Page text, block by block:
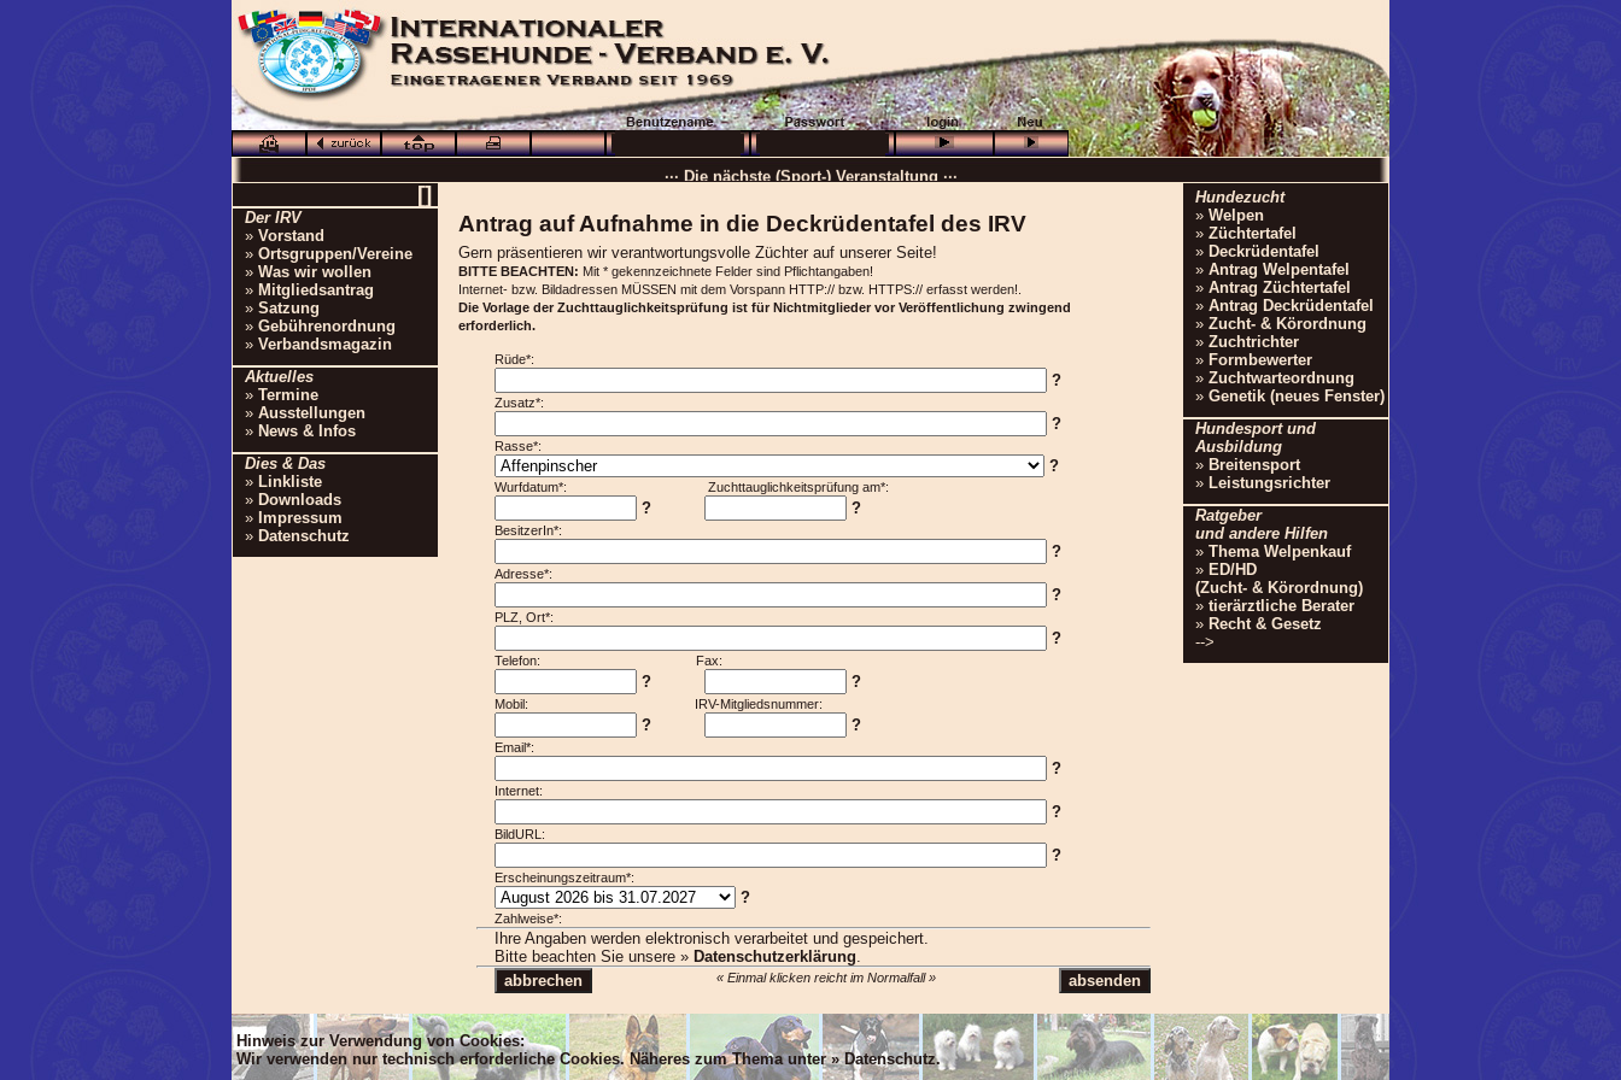
[]
Der IRV
» Vorstand
» Ortsgruppen/Vereine
» Was wir wollen
» Mitgliedsantrag
» Satzung
» Gebührenordnung
» Verbandsmagazin
Aktuelles
» Termine
» Ausstellungen
» News & Infos
Dies & Das
» Linkliste
» Downloads
» Impressum
» Datenschutz
Antrag auf Aufnahme in die Deckrüdentafel des IRV
Gern präsentieren wir verantwortungsvolle Züchter auf unserer Seite!
BITTE BEACHTEN: Mit * gekennzeichnete Felder sind Pflichtangaben!
Internet- bzw. Bildadressen MÜSSEN mit dem Vorspann HTTP:// bzw. HTTPS:// erfasst werden!.
Die Vorlage der Zuchttauglichkeitsprüfung ist für Nichtmitglieder vor Veröffentlichung zwingend
erforderlich.
Rüde*:
?
Zusatz*:
?
Rasse*:
?
Wurfdatum*: Zuchttauglichkeitsprüfung am*:
? ?
BesitzerIn*:
?
Adresse*:
?
PLZ, Ort*:
?
Telefon: Fax:
? ?
Mobil: IRV-Mitgliedsnummer:
? ?
Email*:
?
Internet:
?
BildURL:
?
Erscheinungszeitraum*:
?
Zahlweise*:
Ihre Angaben werden elektronisch verarbeitet und gespeichert.
Bitte beachten Sie unsere » Datenschutzerklärung.
« Einmal klicken reicht im Normalfall »
Hundezucht
» Welpen
» Züchtertafel
» Deckrüdentafel
» Antrag Welpentafel
» Antrag Züchtertafel
» Antrag Deckrüdentafel
» Zucht- & Körordnung
» Zuchtrichter
» Formbewerter
» Zuchtwarteordnung
» Genetik (neues Fenster)
Hundesport und
Ausbildung
» Breitensport
» Leistungsrichter
Ratgeber
und andere Hilfen
» Thema Welpenkauf
» ED/HD
(Zucht- & Körordnung)
» tierärztliche Berater
» Recht & Gesetz
-->
Hinweis zur Verwendung von Cookies:
Wir verwenden nur technisch erforderliche Cookies. Näheres zum Thema unter »Datenschutz.
··· Schön, dass Sie da sind! ···
··· Die nächste (Sport-) Veranstaltung ···
··· Besuchen Sie auch unsereOrtsgruppen und Vereine
······